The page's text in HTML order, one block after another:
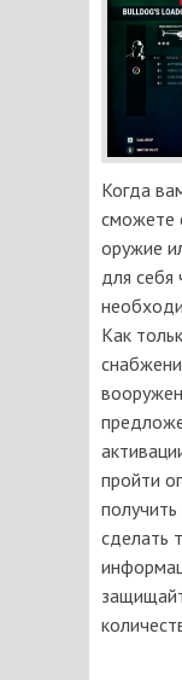
Когда
сможете
оружие
для себя
Как
пройти
сделать